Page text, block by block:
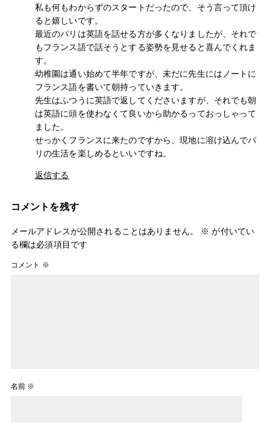
私も何もわからずのスタートだったので、そう言って頂け
ると嬉しいです。
最近のパリは英語を話せる方が多くなりましたが、それで
もフランス語で話そうとする姿勢を見せると喜んでくれま
す。
幼稚園は通い始めて半年ですが、未だに先生にはノートに
フランス語を書いて朝持っていきます。
先生はふつうに英語で返してくださいますが、それでも朝
は英語に頭を使わなくて良いから助かるっておっしゃって
ました。
せっかくフランスに来たのですから、現地に溶け込んでパ
リの生活を楽しめるといいですね。
返信する
コメントを残す
メールアドレスが公開されることはありません。 ※ が付いてい
る欄は必須項目です
コメント ※
名前 ※